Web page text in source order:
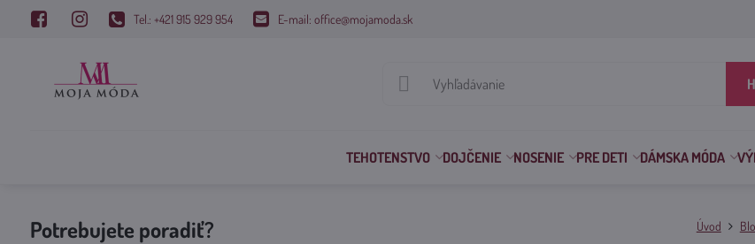
Tel.: +421 915 929 954 E-mail: office@mojamoda.sk
TEHOTENSTVO DOJČENIE NOSENIE PRE DETI DÁMSKA MÓDA
Úvod
Potrebujete poradiť?